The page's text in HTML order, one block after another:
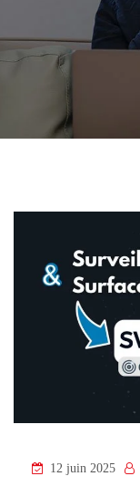
12 juin 2025